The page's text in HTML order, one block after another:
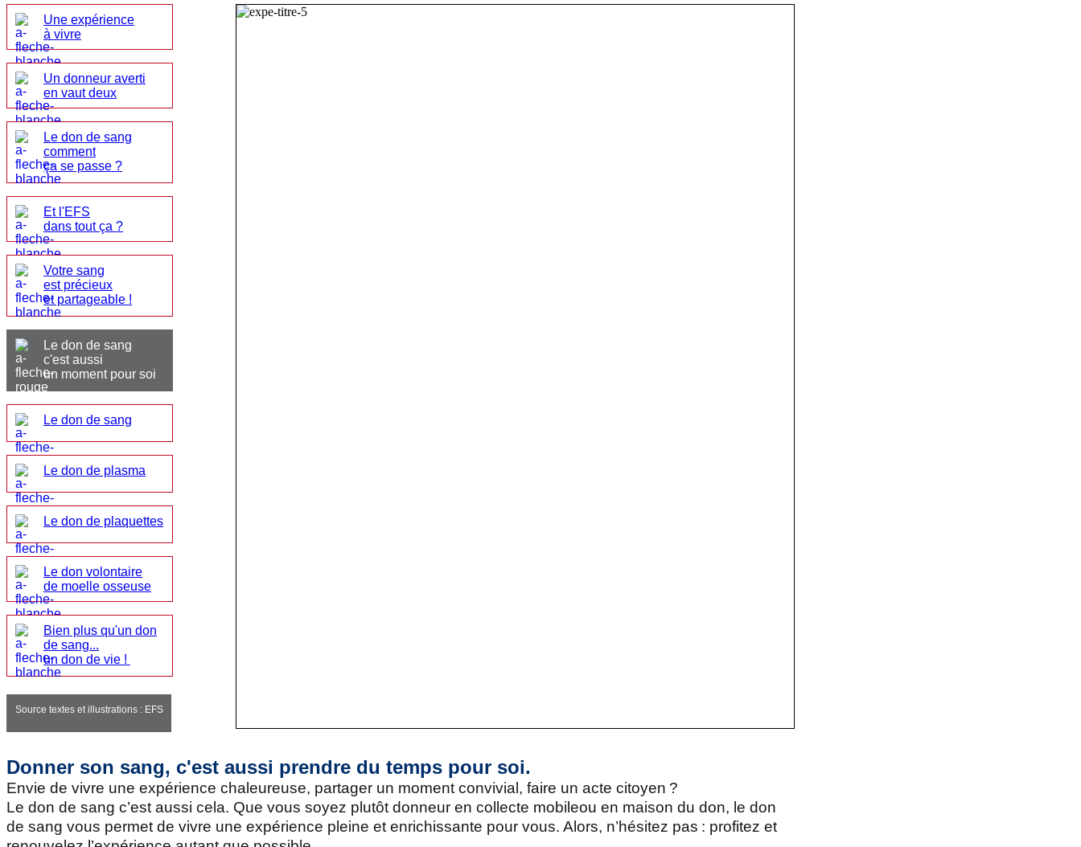
Une expérience
à vivre
Un donneur averti
en vaut deux
Le don de sang
comment
ça se passe ?
Et l'EFS
dans tout ça ?
Votre sang
est précieux
et partageable !
Le don de sang
c'est aussi
un moment pour soi
Le don de sang
Le don de plasma
Le don de plaquettes
Le don volontaire
de moelle osseuse
Bien plus qu'un don
de sang...
un don de vie !
Source textes et illustrations : EFS
Donner son sang, c'est aussi prendre du temps pour soi.
Envie de vivre une expérience chaleureuse, partager un moment convivial, faire un acte citoyen ?
Le don de sang c’est aussi cela. Que vous soyez plutôt donneur en collecte mobileou en maison du don, le don
de sang vous permet de vivre une expérience pleine et enrichissante pour vous. Alors, n’hésitez pas : profitez et